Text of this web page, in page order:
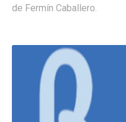
de Fermín Caballero.